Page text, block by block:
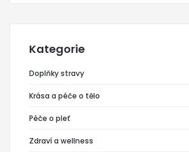
Kategorie
Doplňky stravy
Krása a péče o tělo
Péče o pleť
Zdraví a wellness